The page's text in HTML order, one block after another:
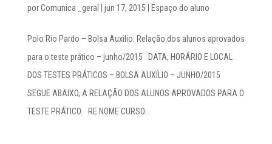
porComunica _geral jun 17, 2015 Espaço do aluno
Polo Rio Pardo – Bolsa Auxilio: Relação dos alunos aprovados
para o teste prático – junho/2015 DATA, HORÁRIO E LOCAL
DOS TESTES PRÁTICOS – BOLSA AUXÍLIO – JUNHO/2015
SEGUE ABAIXO, A RELAÇÃO DOS ALUNOS APROVADOS PARA O
TESTE PRÁTICO. RE NOME CURSO...